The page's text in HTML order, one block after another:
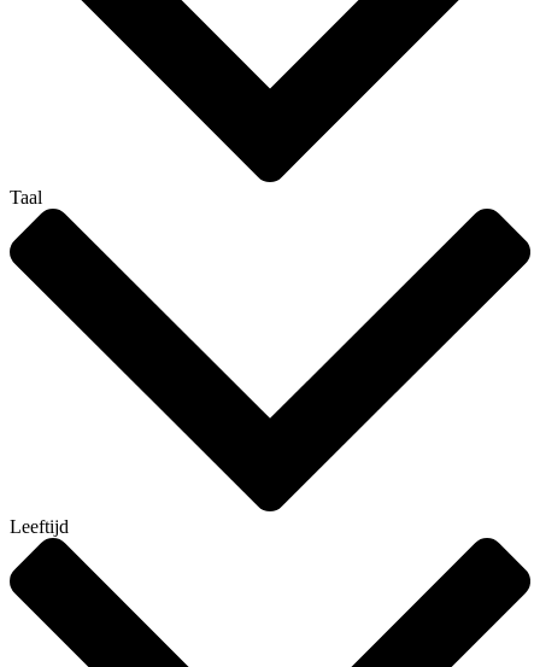
Taal
Leeftijd